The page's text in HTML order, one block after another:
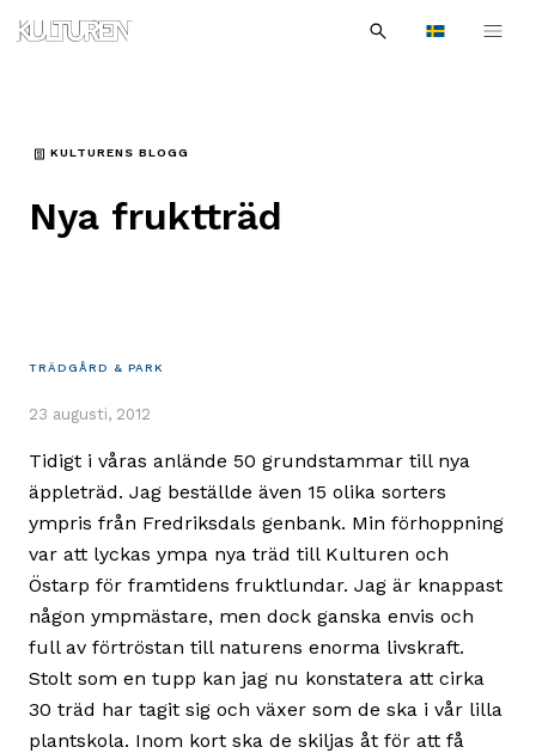
navigationen
innehållet
Languages
efter:
Sök
KULTURENS BLOGG
Nya fruktträd
TRÄDGÅRD & PARK
23 augusti, 2012
Tidigt i våras anlände 50 grundstammar till nya
äppleträd. Jag beställde även 15 olika sorters
ympris från Fredriksdals genbank. Min förhoppning
var att lyckas ympa nya träd till Kulturen och
Östarp för framtidens fruktlundar. Jag är knappast
någon ympmästare, men dock ganska envis och
full av förtröstan till naturens enorma livskraft.
Stolt som en tupp kan jag nu konstatera att cirka
30 träd har tagit sig och växer som de ska i vår lilla
plantskola. Inom kort ska de skiljas åt för att få